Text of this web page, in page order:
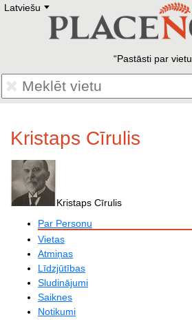
Latviešu E
Deutsch
Francais
Polski
Eestikeelne
Pastāsti par vietu
Kristaps Cīrulis
Kristaps Cīrulis
Par Personu
Vietas
Atmiņas
Līdzjūtības
Sludinājumi
Saiknes
Notikumi